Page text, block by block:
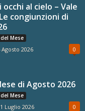
occhi al cielo – Vale
congiunzioni di
Mese
Agosto 2026 0
di Agosto 2026
Mese
Luglio 2026 0